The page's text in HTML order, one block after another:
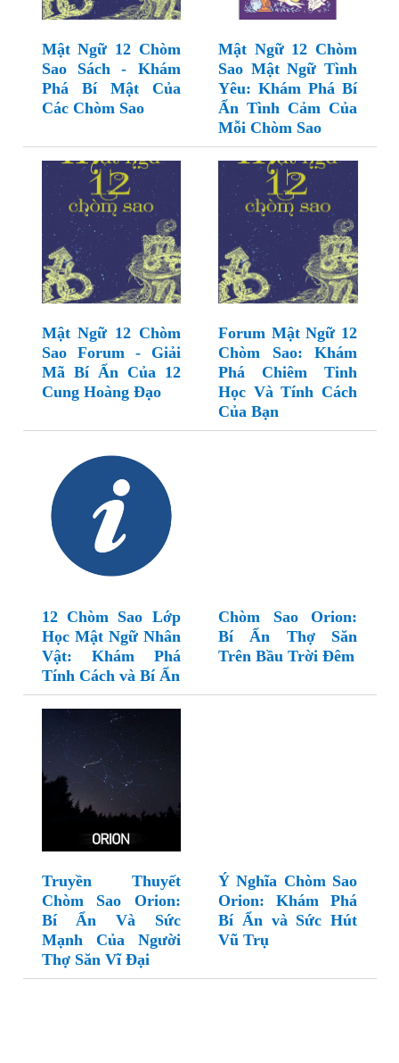
Mật Ngữ 12 Chòm
Sao Sách - Khám
Phá Bí Mật Của
Các Chòm Sao
Mật Ngữ 12 Chòm
Sao Mật Ngữ Tình
Yêu: Khám Phá Bí
Ẩn Tình Cảm Của
Mỗi Chòm Sao
Mật Ngữ 12 Chòm
Sao Forum - Giải
Mã Bí Ẩn Của 12
Cung Hoàng Đạo
Forum Mật Ngữ 12
Chòm Sao: Khám
Phá Chiêm Tinh
Học Và Tính Cách
Của Bạn
12 Chòm Sao Lớp
Học Mật Ngữ Nhân
Vật: Khám Phá
Tính Cách và Bí Ẩn
Chòm Sao Orion:
Bí Ẩn Thợ Săn
Trên Bầu Trời Đêm
Truyền Thuyết
Chòm Sao Orion:
Bí Ẩn Và Sức
Mạnh Của Người
Thợ Săn Vĩ Đại
Ý Nghĩa Chòm Sao
Orion: Khám Phá
Bí Ẩn và Sức Hút
Vũ Trụ